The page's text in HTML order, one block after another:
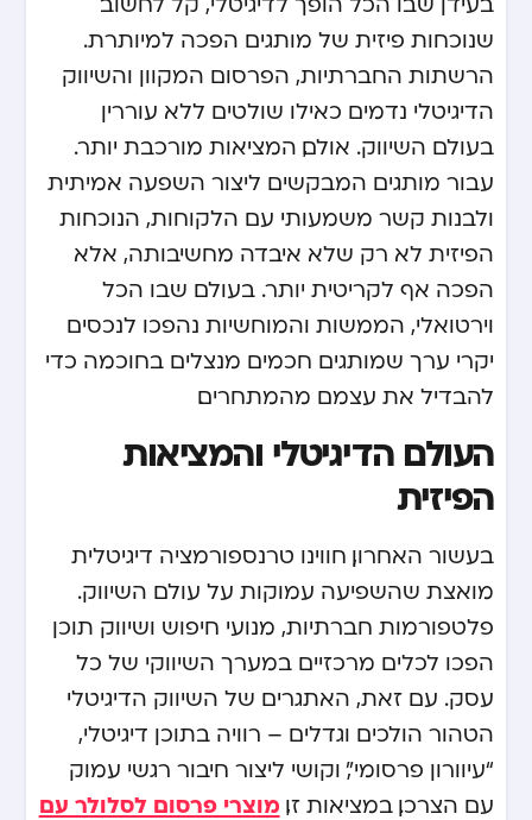
שנוכחות פיזית של מותגים הפכה למיותרת.
הרשתות החברתיות, הפרסום המקוון והשיווק
הדיגיטלי נדמים כאילו שולטים ללא עוררין
בעולם השיווק. אולם, המציאות מורכבת יותר.
עבור מותגים המבקשים ליצור השפעה אמיתית
ולבנות קשר משמעותי עם הלקוחות, הנוכחות
הפיזית לא רק שלא איבדה מחשיבותה, אלא
הפכה אף לקריטית יותר. בעולם שבו הכל
וירטואלי, הממשות והמוחשיות נהפכו לנכסים
יקרי ערך שמותגים חכמים מנצלים בחוכמה כדי
להבדיל את עצמם מהמתחרים.
העולם הדיגיטלי והמציאות
הפיזית
בעשור האחרון, חווינו טרנספורמציה דיגיטלית
מואצת שהשפיעה עמוקות על עולם השיווק.
פלטפורמות חברתיות, מנועי חיפוש ושיווק תוכן
הפכו לכלים מרכזיים במערך השיווקי של כל
עסק. עם זאת, האתגרים של השיווק הדיגיטלי
הטהור הולכים וגדלים – רוויה בתוכן דיגיטלי,
“עיוורון פרסומי”, וקושי ליצור חיבור רגשי עמוק
עם הצרכן. במציאות זו, מוצרי פרסום לסלולר עם